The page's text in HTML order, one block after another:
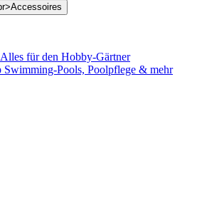
Alles für den Hobby-Gärtner
Swimming-Pools, Poolpflege & mehr